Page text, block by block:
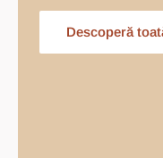
Descoperă